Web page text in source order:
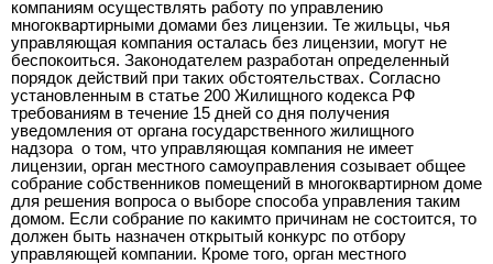
компаниям осуществлять работу по управлению
многоквартирными домами без лицензии. Те жильцы, чья
управляющая компания осталась без лицензии, могут не
беспокоиться. Законодателем разработан определенный
порядок действий при таких обстоятельствах. Согласно
установленным в статье 200 Жилищного кодекса РФ
требованиям в течение 15 дней со дня получения
уведомления от органа государственного жилищного
надзора о том, что управляющая компания не имеет
лицензии, орган местного самоуправления созывает общее
собрание собственников помещений в многоквартирном доме
для решения вопроса о выборе способа управления таким
домом. Если собрание по каким­то причинам не состоится, то
должен быть назначен открытый конкурс по отбору
управляющей компании. Кроме того, орган местного